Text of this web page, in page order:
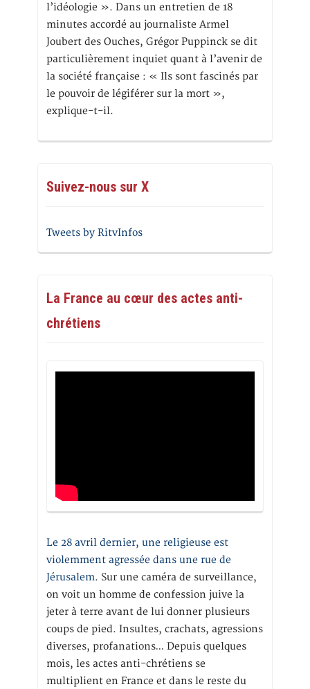
l’idéologie ». Dans un entretien de 18
minutes accordé au journaliste Armel
Joubert des Ouches, Grégor Puppinck se dit
particulièrement inquiet quant à l’avenir de
la société française : « Ils sont fascinés par
le pouvoir de légiférer sur la mort »,
explique-t-il.
Suivez-nous sur X
Tweets by RitvInfos
La France au cœur des actes anti-
chrétiens
Le 28 avril dernier, une religieuse est
violemment agressée dans une rue de
Jérusalem. Sur une caméra de surveillance,
on voit un homme de confession juive la
jeter à terre avant de lui donner plusieurs
coups de pied. Insultes, crachats, agressions
diverses, profanations… Depuis quelques
mois, les actes anti-chrétiens se
multiplient en France et dans le reste du